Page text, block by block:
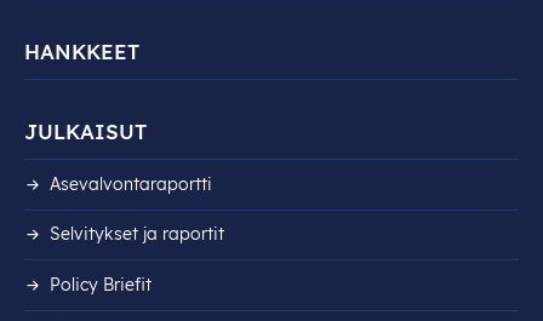
HANKKEET
JULKAISUT
Asevalvontaraportti
Selvitykset ja raportit
Policy Briefit